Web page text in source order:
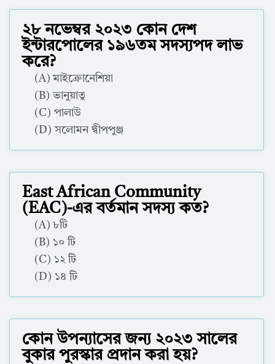
২৮ নভেম্বর ২০২৩ কোন দেশ
ইন্টারপোলের ১৯৬তম সদস্যপদ লাভ
করে?
(A) মাইক্রোনেশিয়া
(B) ভানুয়াতু
(C) পালাউ
(D) সলোমন দ্বীপপুঞ্জ
East African Community
(EAC)-এর বর্তমান সদস্য কত?
(A) ৮টি
(B) ১০ টি
(C) ১২ টি
(D) ১৪ টি
কোন উপন্যাসের জন্য ২০২৩ সালের
বুকার পুরস্কার প্রদান করা হয়?